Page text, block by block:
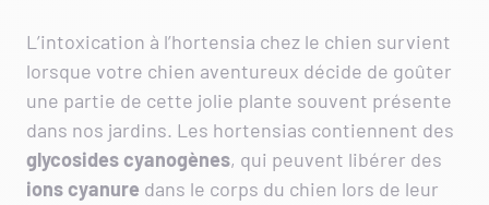
L’intoxication à l’hortensia chez le chien survient
lorsque votre chien aventureux décide de goûter
une partie de cette jolie plante souvent présente
dans nos jardins. Les hortensias contiennent des
glycosides cyanogènes, qui peuvent libérer des
ions cyanure dans le corps du chien lors de leur